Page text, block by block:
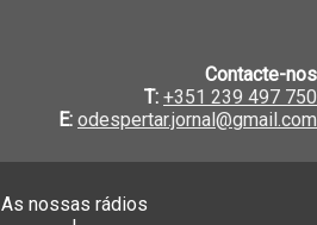
Contacte-nos
T: +351 239 497 750
E: odespertar.jornal@gmail.com
As nossas rádios